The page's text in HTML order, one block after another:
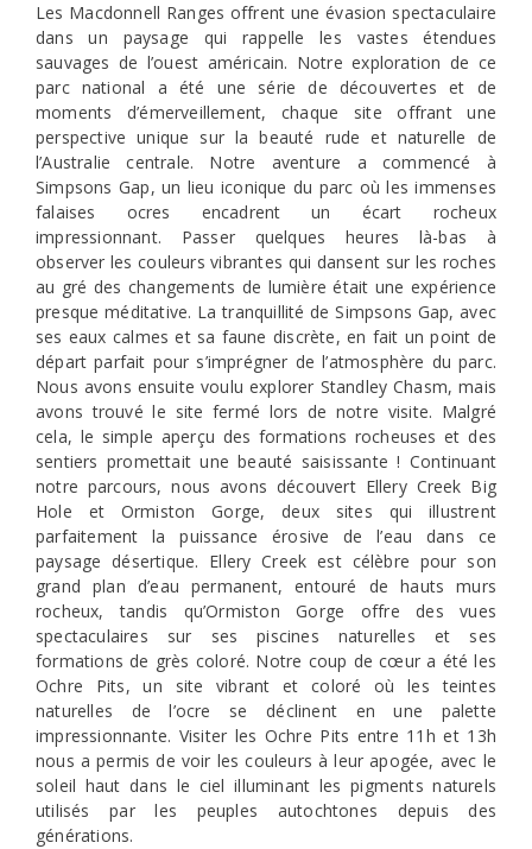
Les Macdonnell Ranges offrent une évasion spectaculaire
dans un paysage qui rappelle les vastes étendues
sauvages de l’ouest américain. Notre exploration de ce
parc national a été une série de découvertes et de
moments d’émerveillement, chaque site offrant une
perspective unique sur la beauté rude et naturelle de
l’Australie centrale. Notre aventure a commencé à
Simpsons Gap, un lieu iconique du parc où les immenses
falaises ocres encadrent un écart rocheux
impressionnant. Passer quelques heures là-bas à
observer les couleurs vibrantes qui dansent sur les roches
au gré des changements de lumière était une expérience
presque méditative. La tranquillité de Simpsons Gap, avec
ses eaux calmes et sa faune discrète, en fait un point de
départ parfait pour s’imprégner de l’atmosphère du parc.
Nous avons ensuite voulu explorer Standley Chasm, mais
avons trouvé le site fermé lors de notre visite. Malgré
cela, le simple aperçu des formations rocheuses et des
sentiers promettait une beauté saisissante ! Continuant
notre parcours, nous avons découvert Ellery Creek Big
Hole et Ormiston Gorge, deux sites qui illustrent
parfaitement la puissance érosive de l’eau dans ce
paysage désertique. Ellery Creek est célèbre pour son
grand plan d’eau permanent, entouré de hauts murs
rocheux, tandis qu’Ormiston Gorge offre des vues
spectaculaires sur ses piscines naturelles et ses
formations de grès coloré. Notre coup de cœur a été les
Ochre Pits, un site vibrant et coloré où les teintes
naturelles de l’ocre se déclinent en une palette
impressionnante. Visiter les Ochre Pits entre 11h et 13h
nous a permis de voir les couleurs à leur apogée, avec le
soleil haut dans le ciel illuminant les pigments naturels
utilisés par les peuples autochtones depuis des
générations.